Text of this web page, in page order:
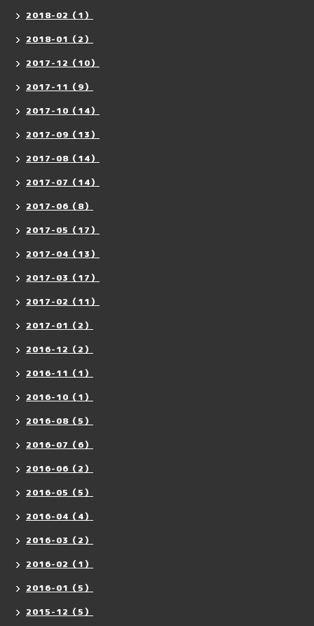
2018-02（1）
2018-01（2）
2017-12（10）
2017-11（9）
2017-10（14）
2017-09（13）
2017-08（14）
2017-07（14）
2017-06（8）
2017-05（17）
2017-04（13）
2017-03（17）
2017-02（11）
2017-01（2）
2016-12（2）
2016-11（1）
2016-10（1）
2016-08（5）
2016-07（6）
2016-06（2）
2016-05（5）
2016-04（4）
2016-03（2）
2016-02（1）
2016-01（5）
2015-12（5）